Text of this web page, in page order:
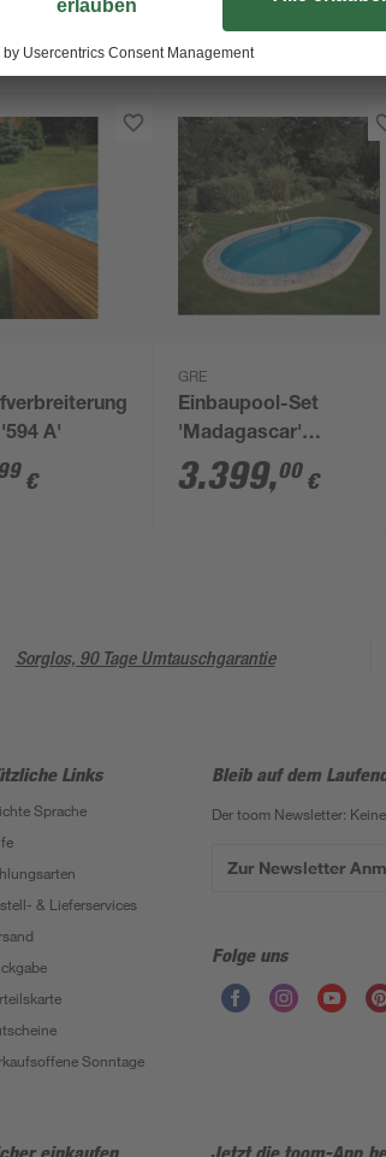
A'
€
GRE
Einbaupool-Set
'Madagascar'
blau/weiß oval 600 x
320 x 150 cm
3.399,00 €
Sorglos, 90 Tage Umtauschgarantie
Links
Sprache
& Lieferservices
Sonntage
Bleib auf dem
Der toom Newsletter:
Zur Newsletter
Folge uns
einkaufen Jetzt die toom-App